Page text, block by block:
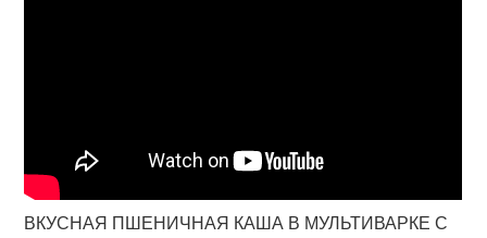
ВКУСНАЯ ПШЕНИЧНАЯ КАША В МУЛЬТИВАРКЕ С